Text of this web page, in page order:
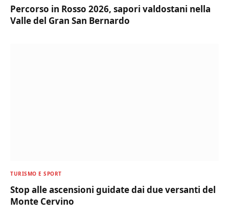
Percorso in Rosso 2026, sapori valdostani nella
Valle del Gran San Bernardo
TURISMO E SPORT
Stop alle ascensioni guidate dai due versanti del
Monte Cervino